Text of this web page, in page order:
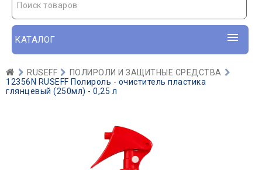
Поиск товаров
КАТАЛОГ
RUSEFF
ПОЛИРОЛИ И ЗАЩИТНЫЕ СРЕДСТВА
12356N RUSEFF Полироль - очиститель пластика
глянцевый (250мл) - 0,25 л